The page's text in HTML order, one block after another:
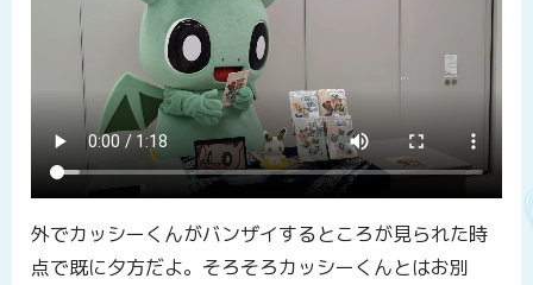
外でカッシーくんがバンザイするところが見られた時
点で既に夕方だよ。そろそろカッシーくんとはお別